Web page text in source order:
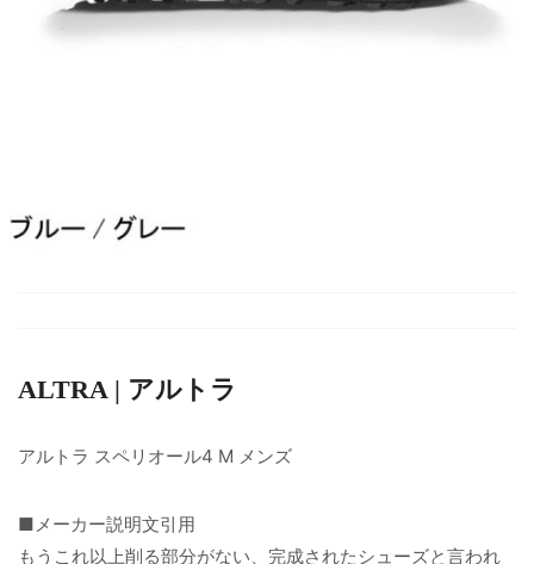
ALTRA | アルトラ
アルトラ スペリオール4 M メンズ
■メーカー説明文引用
もうこれ以上削る部分がない、完成されたシューズと言われ